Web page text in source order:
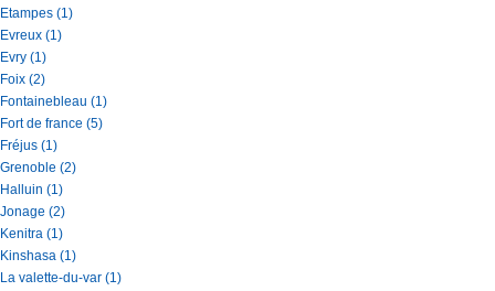
Etampes (1)
Evreux (1)
Evry (1)
Foix (2)
Fontainebleau (1)
Fort de france (5)
Fréjus (1)
Grenoble (2)
Halluin (1)
Jonage (2)
Kenitra (1)
Kinshasa (1)
La valette-du-var (1)